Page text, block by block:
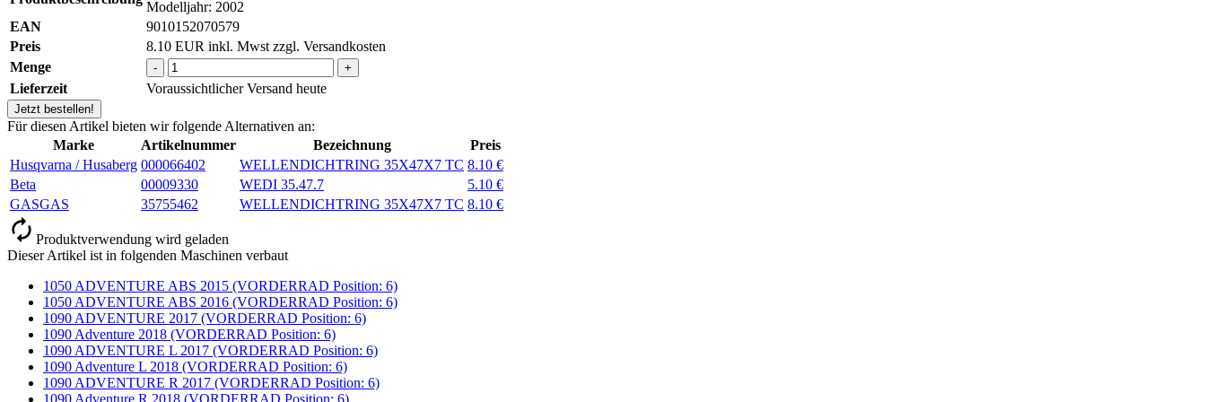
Modelljahr: 2002
EAN
9010152070579
Preis
8.10 EUR inkl. Mwst zzgl. Versandkosten
Menge
- +
Lieferzeit Voraussichtlicher Versand heute
Jetzt bestellen!
Für diesen Artikel bieten wir folgende Alternativen an:
Marke
Artikelnummer Bezeichnung
Preis
Husqvarna / Husaberg 000066402 WELLENDICHTRING 35X47X7 TC 8.10 €
Beta
00009330 WEDI 35.47.7 5.10 €
GASGAS
35755462 WELLENDICHTRING 35X47X7 TC 8.10 €
Produktverwendung wird geladen
Dieser Artikel ist in folgenden Maschinen verbaut
1050 ADVENTURE ABS 2015 (VORDERRAD Position: 6)
1050 ADVENTURE ABS 2016 (VORDERRAD Position: 6)
1090 ADVENTURE 2017 (VORDERRAD Position: 6)
1090 Adventure 2018 (VORDERRAD Position: 6)
1090 ADVENTURE L 2017 (VORDERRAD Position: 6)
1090 Adventure L 2018 (VORDERRAD Position: 6)
1090 ADVENTURE R 2017 (VORDERRAD Position: 6)
1090 Adventure R 2018 (VORDERRAD Position: 6)